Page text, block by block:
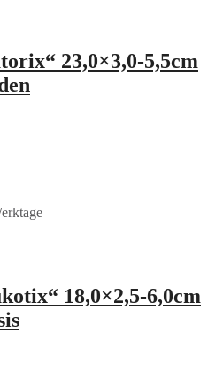
23,0×3,0-5,5cm
18,0×2,5-6,0cm